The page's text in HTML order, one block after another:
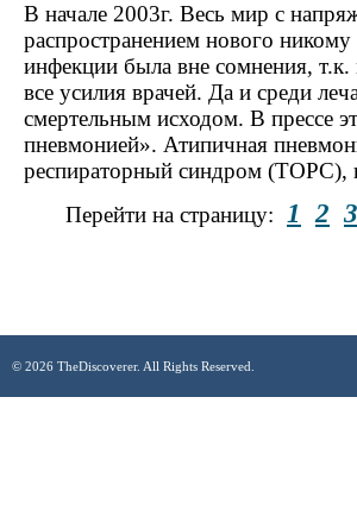
В начале 2003г. Весь мир с
распространением нового
инфекции была вне сомнения,
все усилия врачей. Да и среди
смертельным исходом. В прессе
пневмонией». Атипичная
респираторный синдром (ТОРС),
Перейти на страницу: 1 2 3
© 2026 TheDiscoverer. All Rights Reserved.